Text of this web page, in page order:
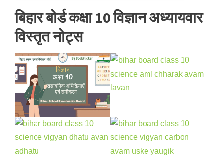
बिहार बोर्ड कक्षा 10 विज्ञान अध्यायवार
विस्तृत नोट्स